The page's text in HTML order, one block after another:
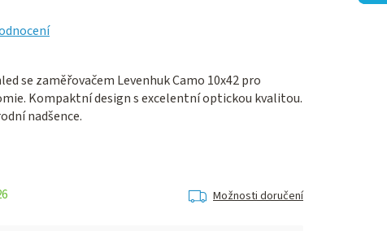
se zaměřovačem Levenhuk Camo 10x42 pro
Kompaktní design s excelentní optickou kvalitou.
nadšence.
Možnosti doručení